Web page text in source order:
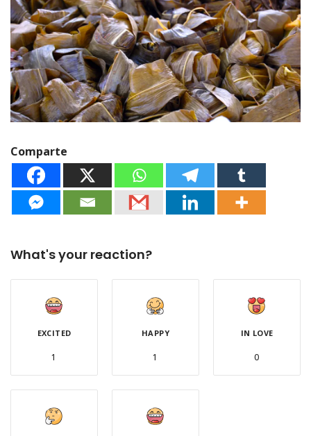
Comparte
What's your reaction?
EXCITED
1
HAPPY
1
IN LOVE
0